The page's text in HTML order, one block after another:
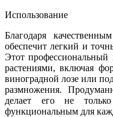
Использование
Благодаря
обеспечит легкий и
Этот профессиональный
растениями, включая
виноградной лозе или
размножения.
делает его не
функциональным для